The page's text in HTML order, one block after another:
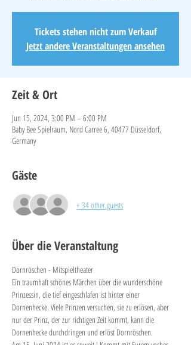
Tickets stehen nicht zum Verkauf
Jetzt andere Veranstaltungen ansehen
Zeit & Ort
Jun 15, 2024, 3:00 PM – 6:00 PM
Baby Bee Spielraum, Nord Carree 6, 40477 Düsseldorf,
Germany
Gäste
+ 34 other guests
Über die Veranstaltung
Dornröschen - Mitspieltheater
Ein traumhaft schönes Märchen über die wunderschöne
Prinzessin, die tief eingeschlafen ist hinter einer
Dornenhecke. Viele Prinzen versuchen, sie zu erlösen, aber
nur der Prinz, der zur richtigen Zeit kommt, kann die
Dornenhecke durchdringen und erlöst Dornröschen.